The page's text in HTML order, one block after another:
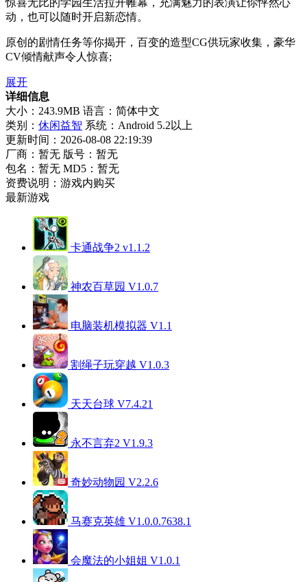
惊喜无比的学园生活拉开帷幕，充满魅力的表演让你怦然心
动，也可以随时开启新恋情。
原创的剧情任务等你揭开，百变的造型CG供玩家收集，豪华
CV倾情献声令人惊喜;
展开
详细信息
大小：243.9MB 语言：简体中文
类别： 休闲益智 系统：Android 5.2以上
更新时间：2026-08-08 22:19:39
厂商：暂无 版号：暂无
包名：暂无 MD5：暂无
资费说明：游戏内购买
最新游戏
卡通战争2 v1.1.2
神农百草园 V1.0.7
电脑装机模拟器 V1.1
割绳子玩穿越 V1.0.3
天天台球 V7.4.21
永不言弃2 V1.9.3
奇妙动物园 V2.2.6
马赛克英雄 V1.0.0.7638.1
会魔法的小姐姐 V1.0.1